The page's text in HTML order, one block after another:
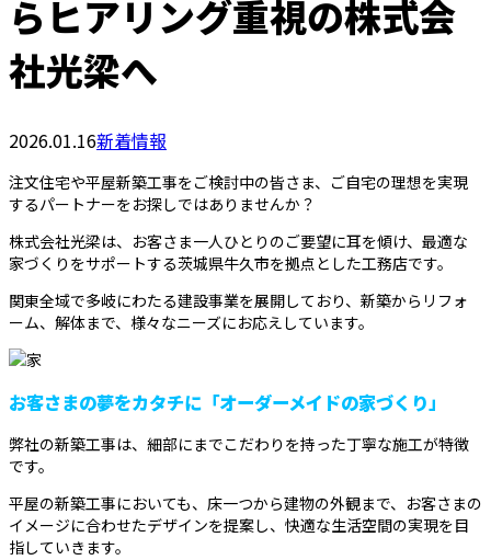
らヒアリング重視の株式会
社光梁へ
2026.01.16新着情報
注文住宅や平屋新築工事をご検討中の皆さま、ご自宅の理想を実現
するパートナーをお探しではありませんか？
株式会社光梁は、お客さま一人ひとりのご要望に耳を傾け、最適な
家づくりをサポートする茨城県牛久市を拠点とした工務店です。
関東全域で多岐にわたる建設事業を展開しており、新築からリフォ
ーム、解体まで、様々なニーズにお応えしています。
お客さまの夢をカタチに「オーダーメイドの家づくり」
弊社の新築工事は、細部にまでこだわりを持った丁寧な施工が特徴
です。
平屋の新築工事においても、床一つから建物の外観まで、お客さまの
イメージに合わせたデザインを提案し、快適な生活空間の実現を目
指していきます。